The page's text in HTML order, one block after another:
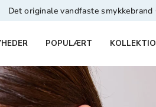
vandfaste smykkebrand CKJ™
POPULÆRT